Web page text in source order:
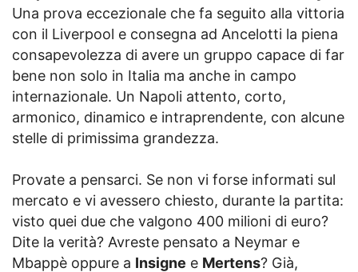
Una prova eccezionale che fa seguito alla vittoria
con il Liverpool e consegna ad Ancelotti la piena
consapevolezza di avere un gruppo capace di far
bene non solo in Italia ma anche in campo
internazionale. Un Napoli attento, corto,
armonico, dinamico e intraprendente, con alcune
stelle di primissima grandezza.
Provate a pensarci. Se non vi forse informati sul
mercato e vi avessero chiesto, durante la partita:
visto quei due che valgono 400 milioni di euro?
Dite la verità? Avreste pensato a Neymar e
Mbappè oppure a Insigne e Mertens? Già,